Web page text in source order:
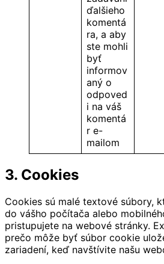
ďalšieho
komentá
ra, a aby
ste mohli
byť
informov
aný o
odpoved
i na váš
komentá
r e-
mailom
3. Cookies
Cookies sú malé textové súbory,
do vášho počítača alebo
pristupujete na webové stránky.
prečo môže byť súbor cookie
zariadení, keď navštívite našu